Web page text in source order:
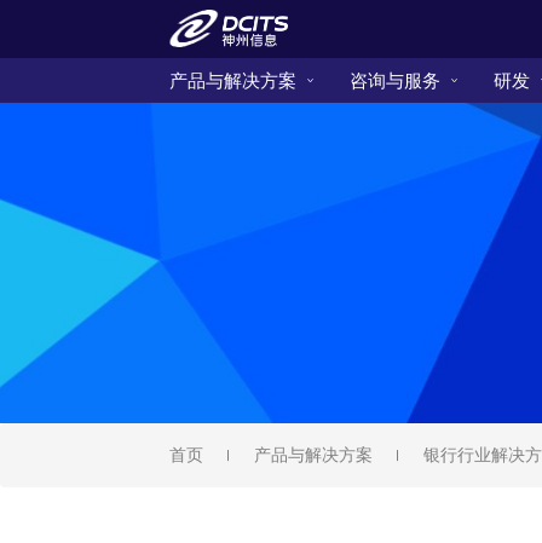
产品与解决方案 咨询与服务 研发
首页 产品与解决方案 银行行业解决